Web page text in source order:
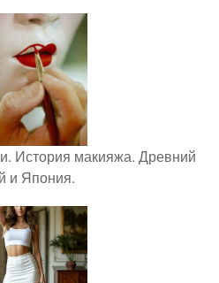
История макияжа. Древний
и Япония.